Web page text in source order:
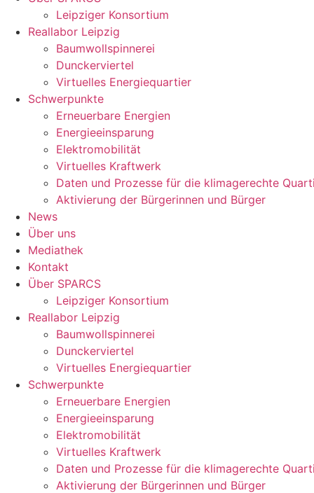
Leipziger Konsortium
Reallabor Leipzig
Baumwollspinnerei
Dunckerviertel
Virtuelles Energiequartier
Schwerpunkte
Erneuerbare Energien
Energieeinsparung
Elektromobilität
Virtuelles Kraftwerk
Daten und Prozesse für die klimagerechte
Aktivierung der Bürgerinnen und Bürger
News
Über uns
Mediathek
Kontakt
Über SPARCS
Leipziger Konsortium
Reallabor Leipzig
Baumwollspinnerei
Dunckerviertel
Virtuelles Energiequartier
Schwerpunkte
Erneuerbare Energien
Energieeinsparung
Elektromobilität
Virtuelles Kraftwerk
Daten und Prozesse für die klimagerechte
Aktivierung der Bürgerinnen und Bürger